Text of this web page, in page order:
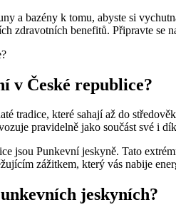
a bazény k tomu, abyste si
zdravotních benefitů. Připravte
v České republice?
tradice, které sahají až do
pravidelně jako součást své i
jsou Punkevní jeskyně. Tato
zážitkem, který vás nabije
jeskyních?